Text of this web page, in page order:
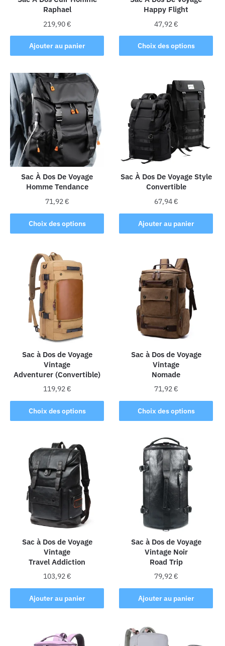
page
du
produit
page
du
produit
Raphael
219,90€
Ajouter au panier
Happy Flight
47,92€
Choix des options
Ce
produit
plusieurs
variations.
Les
options
peuvent
être
choisies
sur
la
page
du
produit
Sac À Dos De Voyage
Homme Tendance
71,92€
Choix des options
Ce
produit
plusieurs
variations.
Les
options
peuvent
être
choisies
sur
la
page
du
produit
Sac À Dos De Voyage Style
Convertible
67,94€
Ajouter au panier
Sac à Dos de Voyage
Vintage
Adventurer (Convertible)
119,92€
Choix des options
Ce
produit
plusieurs
variations.
Les
options
peuvent
être
choisies
sur
la
page
du
produit
Sac à Dos de Voyage
Vintage
Nomade
71,92€
Choix des options
Ce
produit
plusieurs
variations.
Les
options
peuvent
être
choisies
sur
la
page
du
produit
Sac à Dos de Voyage
Vintage
Travel Addiction
103,92€
Ajouter au panier
Sac à Dos de Voyage
Vintage Noir
Road Trip
79,92€
Ajouter au panier